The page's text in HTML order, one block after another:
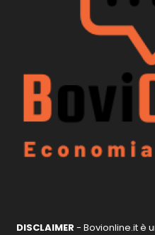
DISCLAIMER - Bovionline.it è